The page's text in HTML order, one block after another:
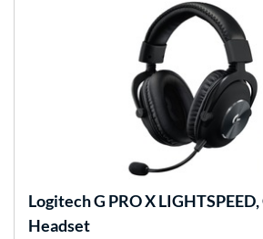
LogitechG PRO X
Headset